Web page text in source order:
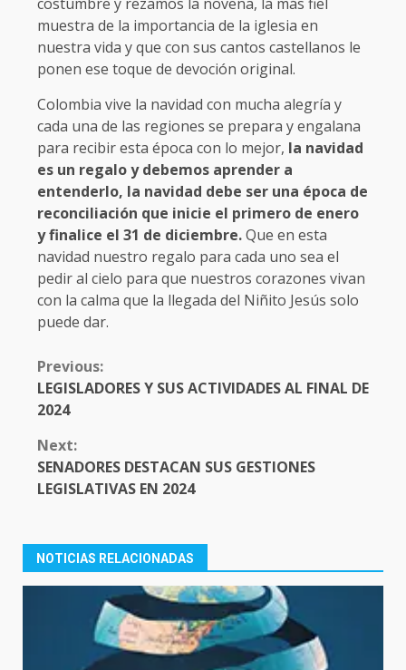
muestra de la importancia de la iglesia en
nuestra vida y que con sus cantos castellanos le
ponen ese toque de devoción original.
Colombia vive la navidad con mucha alegría y
cada una de las regiones se prepara y engalana
para recibir esta época con lo mejor, la navidad
es un regalo y debemos aprender a
entenderlo, la navidad debe ser una época de
reconciliación que inicie el primero de enero
y finalice el 31 de diciembre.Que en esta
navidad nuestro regalo para cada uno sea el
pedir al cielo para que nuestros corazones vivan
con la calma que la llegada del Niñito Jesús solo
puede dar.
CONTINUE
READING
Previous:
LEGISLADORES Y SUS ACTIVIDADES AL FINAL DE
2024
Next:
SENADORES DESTACAN SUS GESTIONES
LEGISLATIVAS EN 2024
NOTICIAS RELACIONADAS